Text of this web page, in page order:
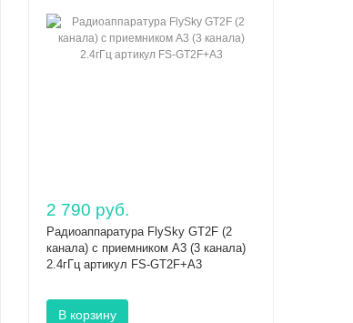
2 790 руб.
Радиоаппаратура FlySky GT2F (2
канала) с приемником A3 (3 канала)
2.4гГц артикул FS-GT2F+A3